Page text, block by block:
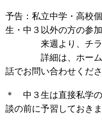
予告：私立中学・高校
生・中３以外の方の参加
来週より、チラシ
詳細は、ホームペ
話でお問い合わせくださ
＊ 中３生は直接私学
談の前に予習しておきま